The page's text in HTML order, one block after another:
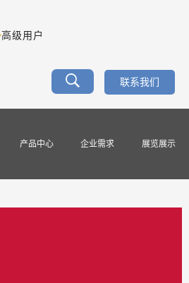
高级用户
联系我们
产品中心 企业需求 展览展示